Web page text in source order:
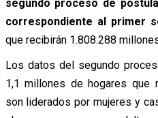
segundo proceso de
correspondiente al primer
que recibirán 1.808.288
Los datos del segundo
1,1 millones de hogares que
son liderados por mujeres y